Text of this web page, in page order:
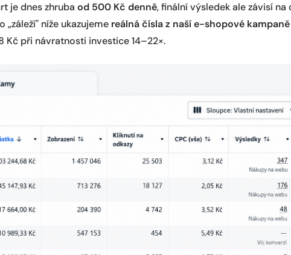
je dnes zhruba od 500 Kč denně, finální výsledek ale závisí
„záleží" níže ukazujeme reálná čísla z naší e-shopové kampaně
Kč při návratnosti investice 14–22×.